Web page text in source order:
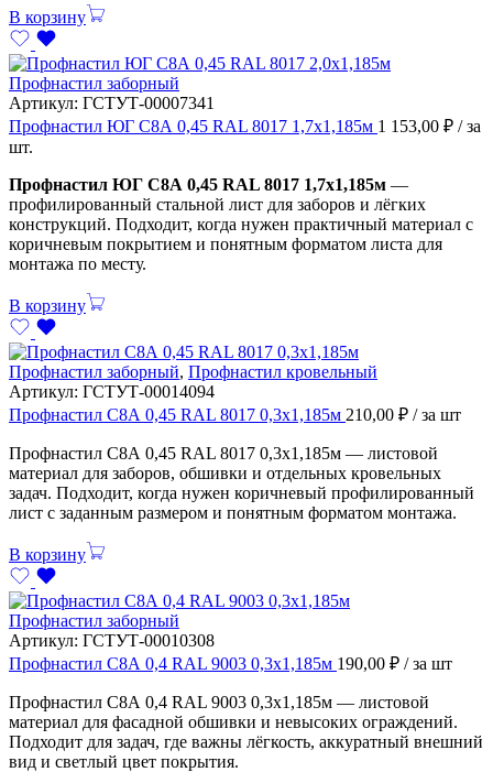
В корзину
Профнастил заборный
Артикул: ГСТУТ-00007341
Профнастил ЮГ С8А 0,45 RAL 8017 1,7х1,185м 1 153,00 ₽ / за
шт.
Профнастил ЮГ С8А 0,45 RAL 8017 1,7х1,185м —
профилированный стальной лист для заборов и лёгких
конструкций. Подходит, когда нужен практичный материал с
коричневым покрытием и понятным форматом листа для
монтажа по месту.
В корзину
Профнастил заборный, Профнастил кровельный
Артикул: ГСТУТ-00014094
Профнастил С8А 0,45 RAL 8017 0,3х1,185м 210,00 ₽ / за шт
Профнастил С8А 0,45 RAL 8017 0,3х1,185м — листовой
материал для заборов, обшивки и отдельных кровельных
задач. Подходит, когда нужен коричневый профилированный
лист с заданным размером и понятным форматом монтажа.
В корзину
Профнастил заборный
Артикул: ГСТУТ-00010308
Профнастил С8А 0,4 RAL 9003 0,3х1,185м 190,00 ₽ / за шт
Профнастил С8А 0,4 RAL 9003 0,3х1,185м — листовой
материал для фасадной обшивки и невысоких ограждений.
Подходит для задач, где важны лёгкость, аккуратный внешний
вид и светлый цвет покрытия.